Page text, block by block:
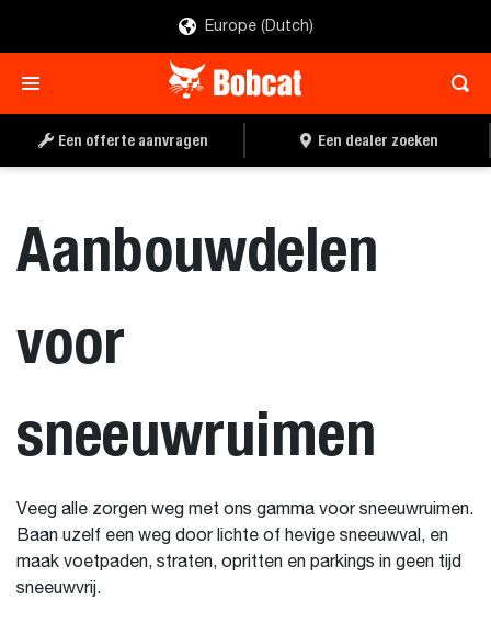
Europe (Dutch)
Een offerte aanvragen Een dealer zoeken
Aanbouwdelen
voor
sneeuwruimen
Veeg alle zorgen weg met ons gamma voor sneeuwruimen.
Baan uzelf een weg door lichte of hevige sneeuwval, en
maak voetpaden, straten, opritten en parkings in geen tijd
sneeuwvrij.